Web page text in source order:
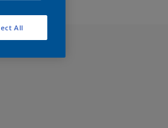
All